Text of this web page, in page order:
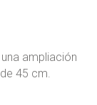
ampliación
45 cm.